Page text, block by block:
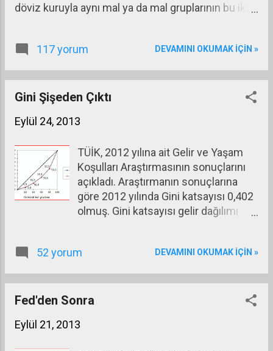
döviz kuruyla aynı mal ya da mal gruplarının bu iki
hangi oranda gerçekçi olduğunu gösterir.
117 yorum DEVAMINI OKUMAK IÇIN »
Gini Şişeden Çıktı
Eylül 24, 2013
TÜİK, 2012 yılına ait Gelir ve Yaşam
Koşulları Araştırmasının sonuçlarını
açıkladı. Araştırmanın sonuçlarına
göre 2012 yılında Gini katsayısı 0,402
olmuş. Gini katsayısı gelir dağılımı
kadar yakınsa gelir dağılımı o kadar
dağılımı o kadar eşitliğe yaklaşıyor
demektir.
52 yorum DEVAMINI OKUMAK IÇIN »
Fed'den Sonra
Eylül 21, 2013